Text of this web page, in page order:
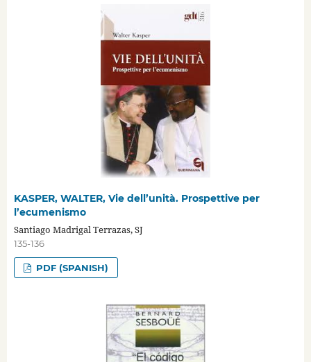
KASPER, WALTER, Vie dell’unità. Prospettive per
l’ecumenismo
Santiago Madrigal Terrazas, SJ
135-136
PDF (SPANISH)